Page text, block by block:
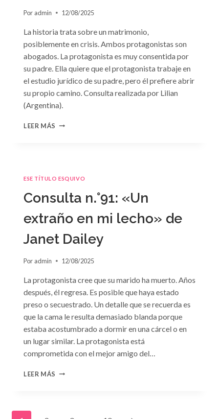
BAIRD
Por admin 12/08/2025
La historia trata sobre un matrimonio,
posiblemente en crisis. Ambos protagonistas son
abogados. La protagonista es muy consentida por
su padre. Ella quiere que el protagonista trabaje en
el estudio jurídico de su padre, pero él prefiere abrir
su propio camino. Consulta realizada por Lilian
(Argentina).
LEER MÁS CONSULTA
ESE TÍTULO ESQUIVO
Consulta n.°91: «Un
extraño en mi lecho» de
Janet Dailey
Por admin 12/08/2025
La protagonista cree que su marido ha muerto. Años
después, él regresa. Es posible que haya estado
preso o secuestrado. Un detalle que se recuerda es
que la cama le resulta demasiado blanda porque
estaba acostumbrado a dormir en una cárcel o en
un lugar similar. La protagonista está
comprometida con el mejor amigo del…
LEER MÁS CONSULTA